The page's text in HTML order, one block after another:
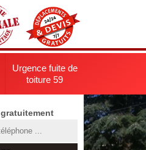
Urgence fuite de
toiture 59